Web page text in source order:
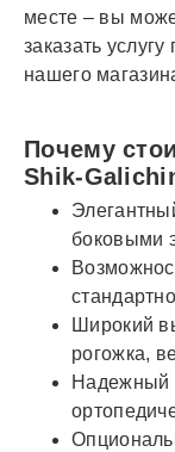
месте – вы
заказать
нашего
Почему
Shik-
боковыми
Широкий
рогожка,
Надежный